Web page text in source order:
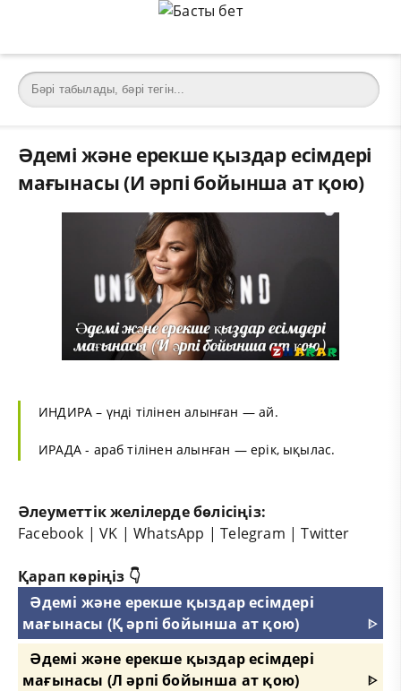
Әдемі және ерекше қыздар есімдері
мағынасы (И әрпі бойынша ат қою)
ИНДИРА – үнді тілінен алынған — ай.
ИРАДА - араб тілінен алынған — ерік, ықылас.
Әлеуметтік желілерде бөлісіңіз:
Facebook |VK |WhatsApp |Telegram |Twitter
Қарап көріңіз 👇
Әдемі және ерекше қыздар есімдері
мағынасы (Қ әрпі бойынша ат қою)
ᐈ
Әдемі және ерекше қыздар есімдері
мағынасы (Л әрпі бойынша ат қою)
ᐈ